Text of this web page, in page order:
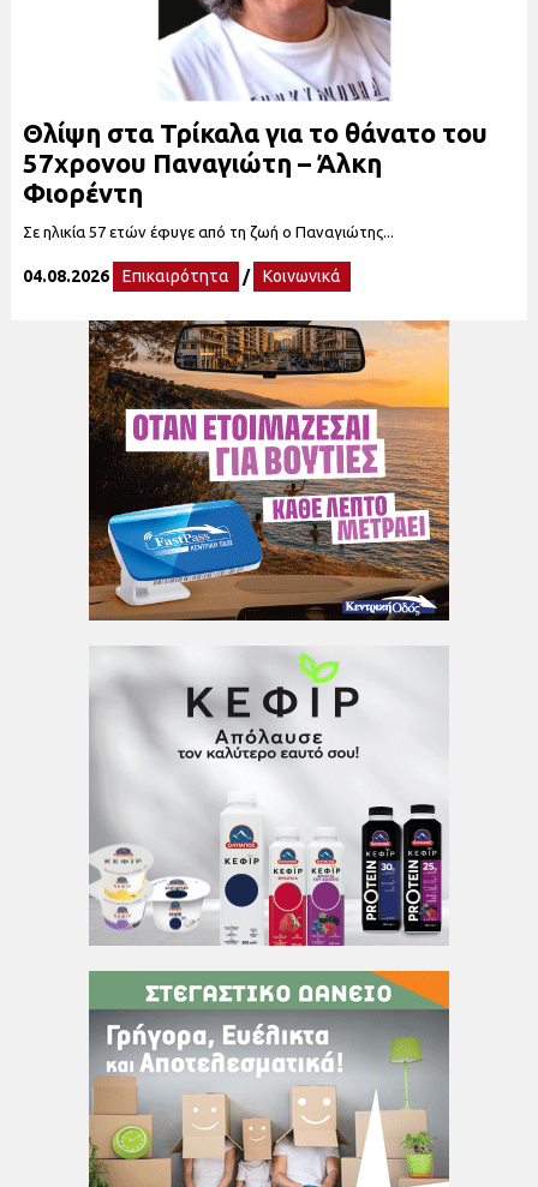
Θλίψη στα Τρίκαλα για το θάνατο του
57χρονου Παναγιώτη – Άλκη
Φιορέντη
Σε ηλικία 57 ετών έφυγε από τη ζωή ο Παναγιώτης...
04.08.2026 Επικαιρότητα / Κοινωνικά